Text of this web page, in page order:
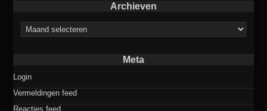
Archieven
Archieven
Meta
Login
Vermeldingen feed
Reacties feed